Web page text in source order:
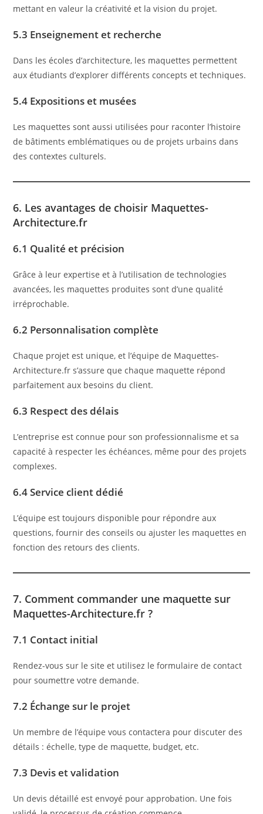
mettant en valeur la créativité et la vision du projet.
5.3 Enseignement et recherche
Dans les écoles d’architecture, les maquettes permettent
aux étudiants d’explorer différents concepts et techniques.
5.4 Expositions et musées
Les maquettes sont aussi utilisées pour raconter l’histoire
de bâtiments emblématiques ou de projets urbains dans
des contextes culturels.
6. Les avantages de choisir Maquettes-
Architecture.fr
6.1 Qualité et précision
Grâce à leur expertise et à l’utilisation de technologies
avancées, les maquettes produites sont d’une qualité
irréprochable.
6.2 Personnalisation complète
Chaque projet est unique, et l’équipe de Maquettes-
Architecture.fr s’assure que chaque maquette répond
parfaitement aux besoins du client.
6.3 Respect des délais
L’entreprise est connue pour son professionnalisme et sa
capacité à respecter les échéances, même pour des projets
complexes.
6.4 Service client dédié
L’équipe est toujours disponible pour répondre aux
questions, fournir des conseils ou ajuster les maquettes en
fonction des retours des clients.
7. Comment commander une maquette sur
Maquettes-Architecture.fr ?
7.1 Contact initial
Rendez-vous sur le site et utilisez le formulaire de contact
pour soumettre votre demande.
7.2 Échange sur le projet
Un membre de l’équipe vous contactera pour discuter des
détails : échelle, type de maquette, budget, etc.
7.3 Devis et validation
Un devis détaillé est envoyé pour approbation. Une fois